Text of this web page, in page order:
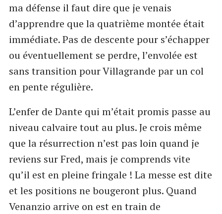
ma défense il faut dire que je venais
d’apprendre que la quatrième montée était
immédiate. Pas de descente pour s’échapper
ou éventuellement se perdre, l’envolée est
sans transition pour Villagrande par un col
en pente régulière.
L’enfer de Dante qui m’était promis passe au
niveau calvaire tout au plus. Je crois même
que la résurrection n’est pas loin quand je
reviens sur Fred, mais je comprends vite
qu’il est en pleine fringale ! La messe est dite
et les positions ne bougeront plus. Quand
Venanzio arrive on est en train de